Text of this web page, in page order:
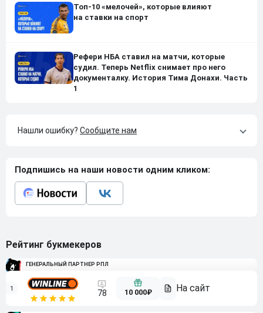
Топ-10 «мелочей», которые влияют
на ставки на спорт
Рефери НБА ставил на матчи, которые
судил. Теперь Netflix снимает про него
документалку. История Тима Донахи. Часть
1
Нашли ошибку? Сообщите нам
Подпишись на наши новости одним кликом:
Рейтинг букмекеров
ГЕНЕРАЛЬНЫЙ ПАРТНЕР РПЛ
1 78 10 000₽